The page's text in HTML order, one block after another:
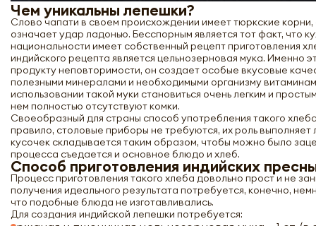
Чем уникальны лепешки?
Слово чапати в своем происхождении имеет тюркские
означает удар ладонью. Бесспорным является тот факт, что
национальности имеет собственный рецепт приготовления
индийского рецепта является цельнозерновая мука. Именно
продукту неповторимости, он создает особые вкусовые
полезными минералами и необходимыми организму
использовании такой муки становиться очень легким и
нем полностью отсутствуют комки.
Своеобразный для страны способ употребления такого
правило, столовые приборы не требуются, их роль
кусочек складывается таким образом, чтобы можно было
процесса съедается и основное блюдо и хлеб.
Способ приготовления индийских
Процесс приготовления такого хлеба довольно прост и не
получения идеального результата потребуется, конечно,
что подобные блюда не изготавливались.
Для создания индийской лепешки потребуется: